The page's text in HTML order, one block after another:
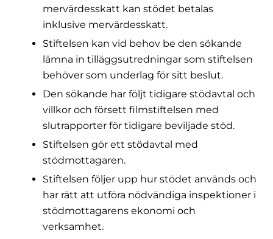
mervärdesskatt kan stödet betalas
inklusive mervärdesskatt.
Stiftelsen kan vid behov be den sökande
lämna in tilläggsutredningar som stiftelsen
behöver som underlag för sitt beslut.
Den sökande har följt tidigare stödavtal och
villkor och försett filmstiftelsen med
slutrapporter för tidigare beviljade stöd.
Stiftelsen gör ett stödavtal med
stödmottagaren.
Stiftelsen följer upp hur stödet används och
har rätt att utföra nödvändiga inspektioner i
stödmottagarens ekonomi och
verksamhet.